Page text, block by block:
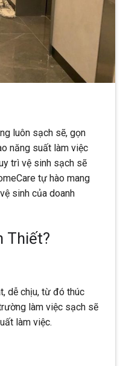
luôn sạch sẽ, gọn
năng suất làm việc
trì vệ sinh sạch sẽ
tự hào mang
sinh của doanh
Thiết?
dễ chịu, từ đó thúc
làm việc sạch sẽ
làm việc.